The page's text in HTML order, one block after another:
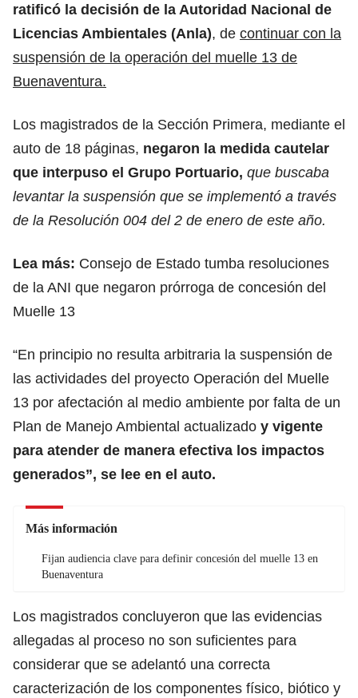
ratificó la decisión de la Autoridad Nacional de
Licencias Ambientales (Anla), de continuar con la
suspensión de la operación del muelle 13 de
Buenaventura.
Los magistrados de la Sección Primera, mediante el
auto de 18 páginas, negaron la medida cautelar
que interpuso el Grupo Portuario, que buscaba
levantar la suspensión que se implementó a través
de la Resolución 004 del 2 de enero de este año.
Lea más: Consejo de Estado tumba resoluciones
de la ANI que negaron prórroga de concesión del
Muelle 13
“En principio no resulta arbitraria la suspensión de
las actividades del proyecto Operación del Muelle
13 por afectación al medio ambiente por falta de un
Plan de Manejo Ambiental actualizado y vigente
para atender de manera efectiva los impactos
generados”, se lee en el auto.
Más información
Fijan audiencia clave para definir concesión del muelle 13 en
Buenaventura
Los magistrados concluyeron que las evidencias
allegadas al proceso no son suficientes para
considerar que se adelantó una correcta
caracterización de los componentes físico, biótico y